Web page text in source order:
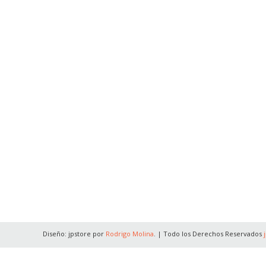
Diseño: jpstore por Rodrigo Molina | Todo los Derechos Reservados